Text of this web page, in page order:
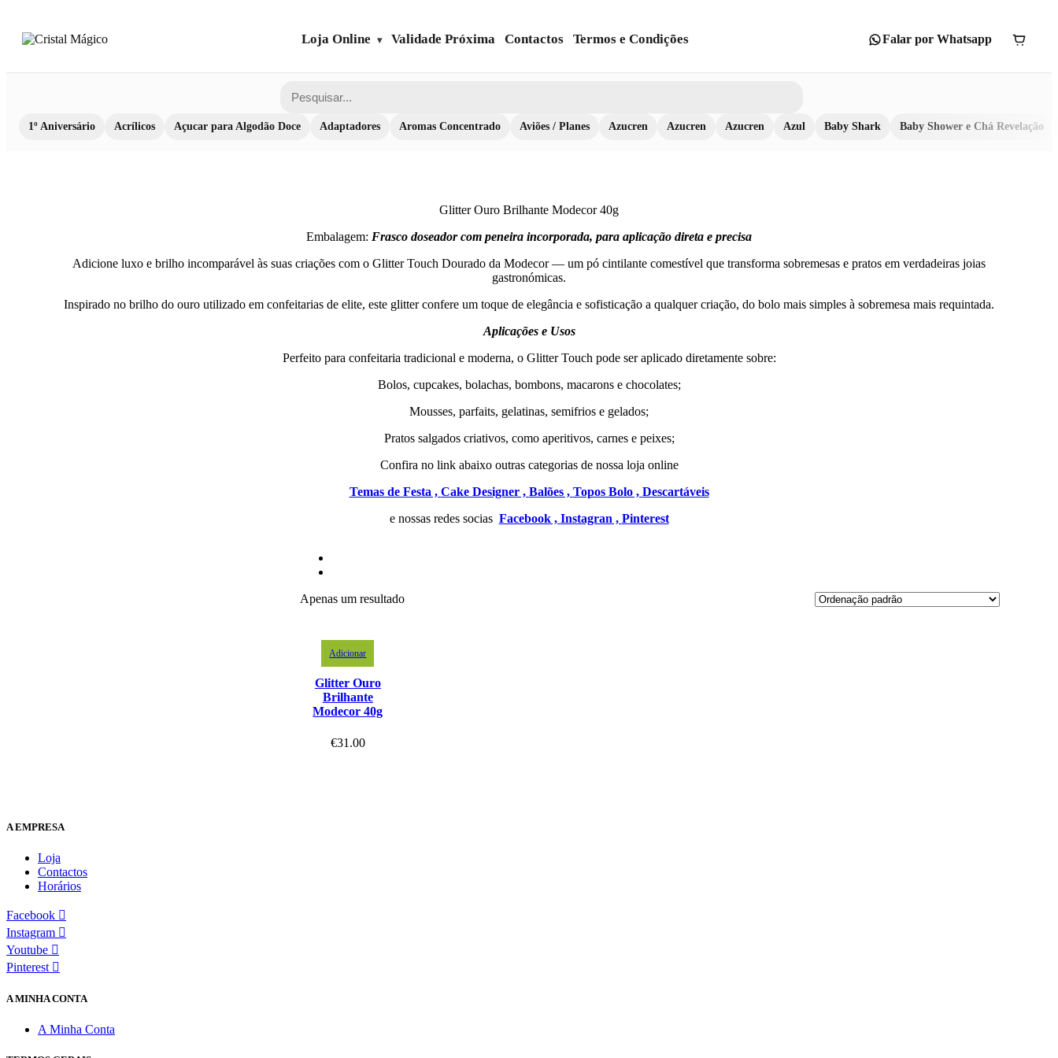
Loja Online Validade Próxima Contactos Termos e Condições Falar por Whatsapp
1º Aniversário Acrílicos Açucar para Algodão Doce Adaptadores Aromas Concentrado Aviões / Planes Azucren Azucren Azucren Azul Baby Shark Baby Shower e Chá Revelação
Glitter Ouro Brilhante Modecor 40g
Embalagem: Frasco doseador com peneira incorporada, para aplicação direta e precisa
Adicione luxo e brilho incomparável às suas criações com o Glitter Touch Dourado da Modecor — um pó cintilante comestível que transforma sobremesas e pratos em verdadeiras joias
gastronómicas.
Inspirado no brilho do ouro utilizado em confeitarias de elite, este glitter confere um toque de elegância e sofisticação a qualquer criação, do bolo mais simples à sobremesa mais requintada.
Aplicações e Usos
Perfeito para confeitaria tradicional e moderna, o Glitter Touch pode ser aplicado diretamente sobre:
Bolos, cupcakes, bolachas, bombons, macarons e chocolates;
Mousses, parfaits, gelatinas, semifrios e gelados;
Pratos salgados criativos, como aperitivos, carnes e peixes;
Confira no link abaixo outras categorias de nossa loja online
Temas de Festa , Cake Designer , Balões , Topos Bolo , Descartáveis
e nossas redes socias Facebook , Instagran , Pinterest
Apenas um resultado
Adicionar
Glitter Ouro
Brilhante
Modecor 40g
€31.00
A EMPRESA
Loja
Contactos
Horários
Facebook
Instagram
Youtube
Pinterest
A MINHA CONTA
A Minha Conta